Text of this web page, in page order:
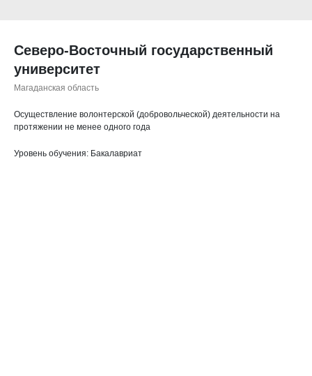
Северо-Восточный государственный
университет
Магаданская область
Осуществление волонтерской (добровольческой) деятельности на
протяжении не менее одного года
Уровень обучения: Бакалавриат